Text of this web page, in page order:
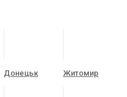
Донецьк Житомир